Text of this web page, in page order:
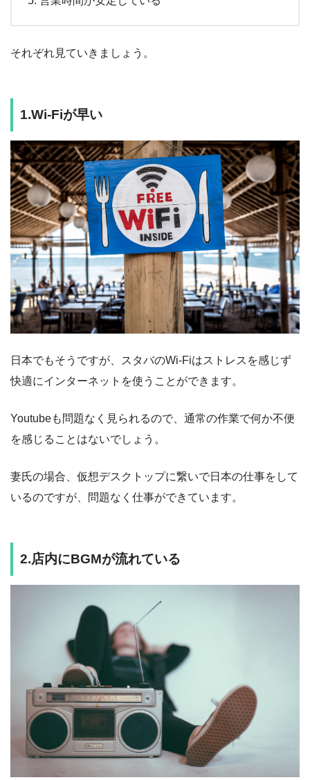
それぞれ見ていきましょう。
1.Wi-Fiが早い
日本でもそうですが、スタバのWi-Fiはストレスを感じず
快適にインターネットを使うことができます。
Youtubeも問題なく見られるので、通常の作業で何か不便
を感じることはないでしょう。
妻氏の場合、仮想デスクトップに繋いで日本の仕事をして
いるのですが、問題なく仕事ができています。
2.店内にBGMが流れている